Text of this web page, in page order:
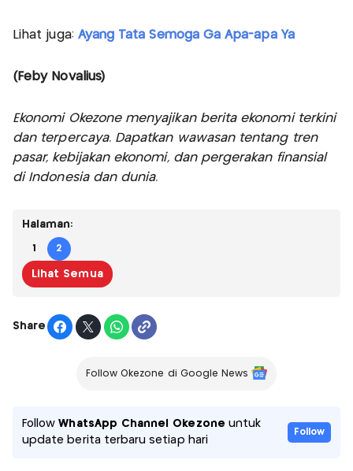
Lihat juga: Ayang Tata Semoga Ga Apa-apa Ya
(Feby Novalius)
Ekonomi Okezone menyajikan berita ekonomi terkini
dan terpercaya. Dapatkan wawasan tentang tren
pasar, kebijakan ekonomi, dan pergerakan finansial
di Indonesia dan dunia.
Halaman:
1 2
Lihat Semua
Share
Follow Okezone di Google News
FollowWhatsApp Channel Okezone untuk
update berita terbaru setiap hari
Follow